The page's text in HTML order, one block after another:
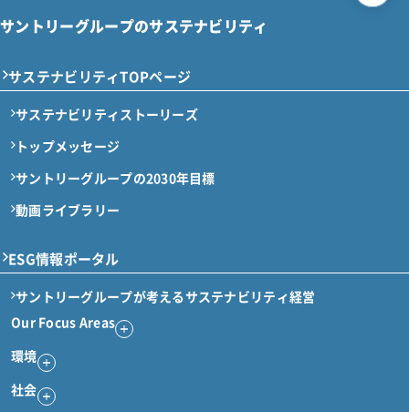
サントリーグループのサステナビリティ
サステナビリティTOPページ
サステナビリティストーリーズ
トップメッセージ
サントリーグループの2030年目標
動画ライブラリー
ESG情報ポータル
サントリーグループが考えるサステナビリティ経営
Our Focus Areas
環境
社会